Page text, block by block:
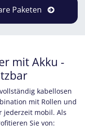
Paketen
mit Akku -
kabellosen
mit Rollen und
jederzeit mobil. Als
Sie von: